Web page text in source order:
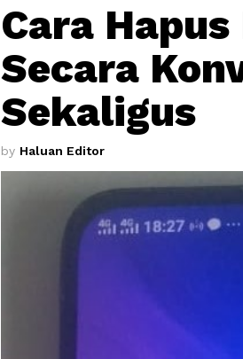
Cara
Secara
Sekaligus
by Haluan Editor